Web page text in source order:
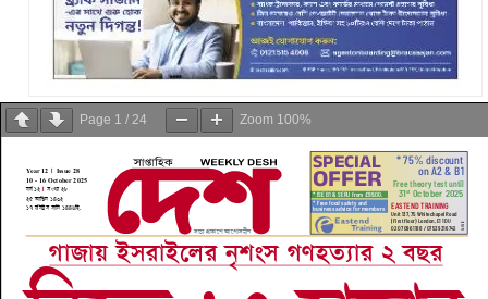
Page 1 / 24 Zoom 100%